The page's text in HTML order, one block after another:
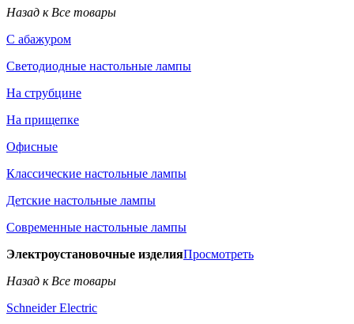
Назад к Все товары
С абажуром
Светодиодные настольные лампы
На струбцине
На прищепке
Офисные
Классические настольные лампы
Детские настольные лампы
Современные настольные лампы
Электроустановочные изделияПросмотреть
Назад к Все товары
Schneider Electric